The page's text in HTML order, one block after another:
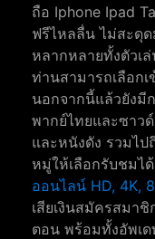
ถือ Iphone Ipad
ฟรีไหลลื่น ไม่สะดุ
หลากหลายทั้งตัวเ
ท่านสามารถเลือก
นอกจากนี้แล้วยังมี
พากย์ไทยและซาว
และหนังดัง รวมไ
หมู่ให้เลือกรับชมไ
ออนไลน์ HD, 4K,
เสียเงินสมัครสมาชิ
ตอน พร้อมทั้งอัพเ